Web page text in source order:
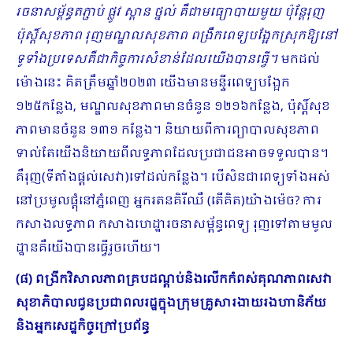
រចនាសម្ព័ន្ធតភ្ជាប់ ផ្លូវ ស្ពាន ថ្នល់ គឺជាមធ្យោបាយមួយ ប៉ុន្តែរុញ
ប៉ុស្តិ៍សុខភាព រុញមណ្ឌលសុខភាព ពង្រឹកពេទ្យបង្អែកស្រុកឱ្យនៅ
ទូទាំងប្រ​ទេសគឺជាកិច្ចការសំខាន់ដែលយើងបានធ្វើ។មកដល់
ម៉ោងនេះ គិតត្រឹមឆ្នាំ២០២៣ យើងមានមន្ទីរពេទ្យបង្អែក
១២៥កន្លែង, មណ្ឌលសុខភាពមានចំនួន ១២១៦កន្លែង, ប៉ុស្តិ៍សុខ
ភាពមានចំនួន ១៣១ កន្លែង។ ​និយាយពីការព្យា​បាលសុខភាព
ទាល់តែយើងនិយាយពីលទ្ធភាពដែលប្រជាជនអាចទទួលបាន។
គឺរុញ(ទីតាំងផ្តល់សេវា)ទៅដល់កន្លែង។ បើសិនជាពេទ្យទាំងអស់
នៅប្រមូលផ្ដុំនៅភ្នំពេញ អ្នករតនគិរីឈឺ (តើគិត)យ៉ាងម៉េច? ការ
កសាងលទ្ធភាព កសាងហេដ្ឋារចនាសម្ព័ន្ធពេទ្យ រុញទៅតាមមូល
ដ្ឋានគឺយើងបានធ្វើរួចហើយ។
(៨) ពង្រីកវិសាលភាពគ្របដណ្ដប់និងលើកកំពស់គុណភាពសេវា
សុខាភិបាលជូនប្រជាពលរដ្ឋក្នុងក្រុមគ្រួសារងាយរងហានិភ័យ
និងអ្នកសេដ្ឋកិច្ចក្រៅប្រព័ន្ធ